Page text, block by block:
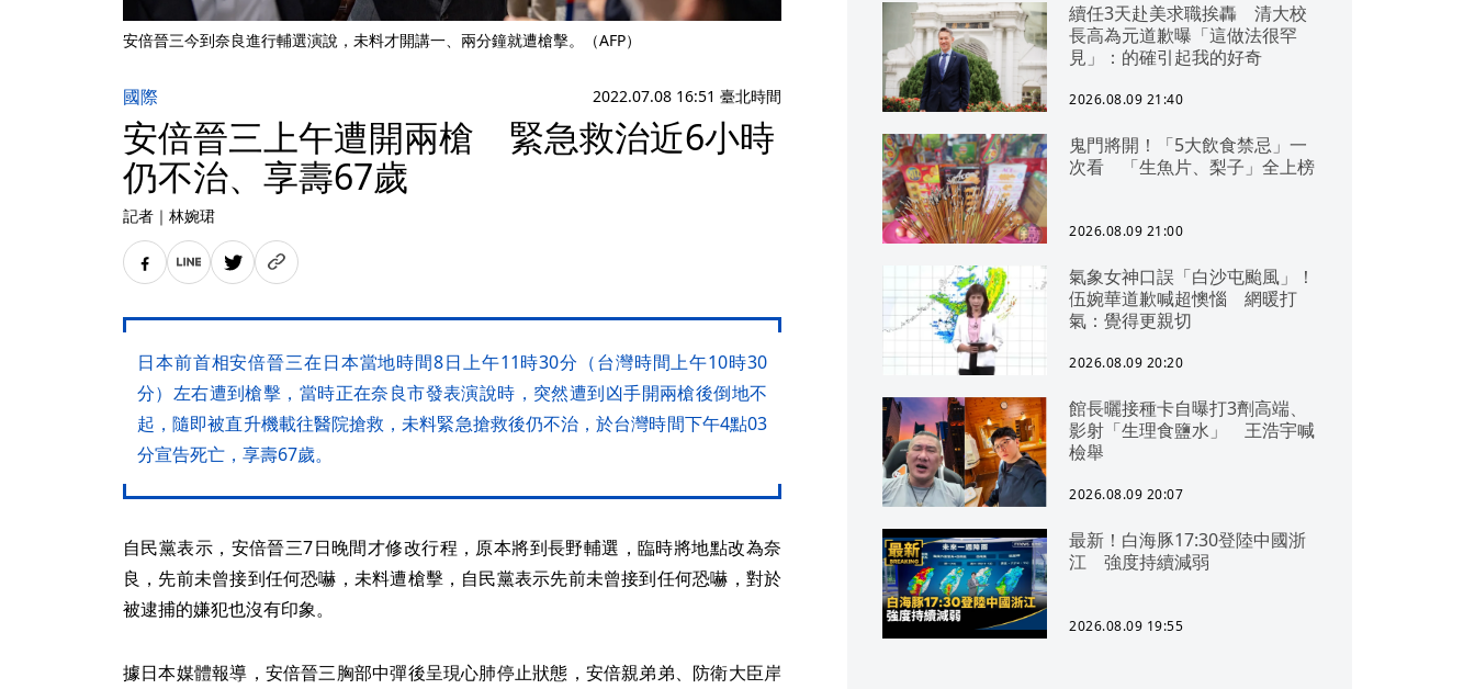
安倍晉三今到奈良進行輔選演說，未料才開講一、兩分鐘就遭槍擊。（AFP）
國際 2022.07.08 16:51 臺北時間
安倍晉三上午遭開兩槍 緊急救治近6小時
仍不治、享壽67歲
記者 ｜ 林婉珺
日本前首相安倍晉三在日本當地時間8日上午11時30分（台灣時間上午10時30
分）左右遭到槍擊，當時正在奈良市發表演說時，突然遭到凶手開兩槍後倒地不
起，隨即被直升機載往醫院搶救，未料緊急搶救後仍不治，於台灣時間下午4點03
分宣告死亡，享壽67歲。
自民黨表示，安倍晉三7日晚間才修改行程，原本將到長野輔選，臨時將地點改為奈
良，先前未曾接到任何恐嚇，未料遭槍擊，自民黨表示先前未曾接到任何恐嚇，對於
被逮捕的嫌犯也沒有印象。
據日本媒體報導，安倍晉三胸部中彈後呈現心肺停止狀態，安倍親弟弟、防衛大臣岸
續任3天赴美求職挨轟 清大校
長高為元道歉曝「這做法很罕
見」：的確引起我的好奇
2026.08.09 21:40
鬼門將開！「5大飲食禁忌」一
次看 「生魚片、梨子」全上榜
2026.08.09 21:00
氣象女神口誤「白沙屯颱風」！
伍婉華道歉喊超懊惱 網暖打
氣：覺得更親切
2026.08.09 20:20
館長曬接種卡自曝打3劑高端、
影射「生理食鹽水」 王浩宇喊
檢舉
2026.08.09 20:07
最新！白海豚17:30登陸中國浙
江 強度持續減弱
2026.08.09 19:55